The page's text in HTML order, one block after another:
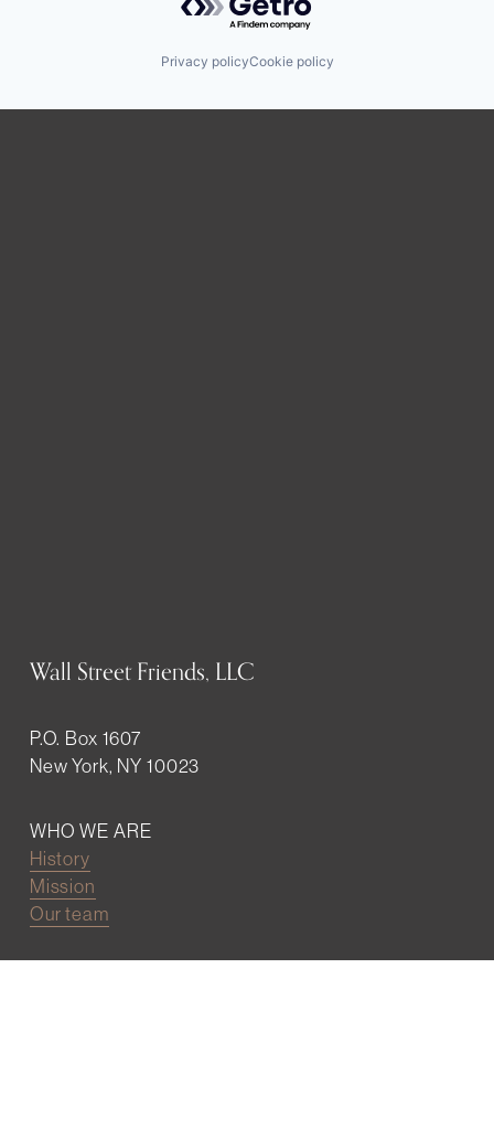
Privacy policyCookie policy
Wall Street Friends, LLC
P.O. Box 1607
New York, NY 10023
WHO WE ARE
History
Mission
Our team